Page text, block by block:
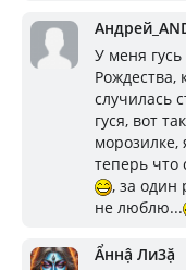
У меня
Рождества,
случилась
гуся, вот
морозилке,
теперь что
, за один
не люблю...
Ẩннậ Ли3ặ